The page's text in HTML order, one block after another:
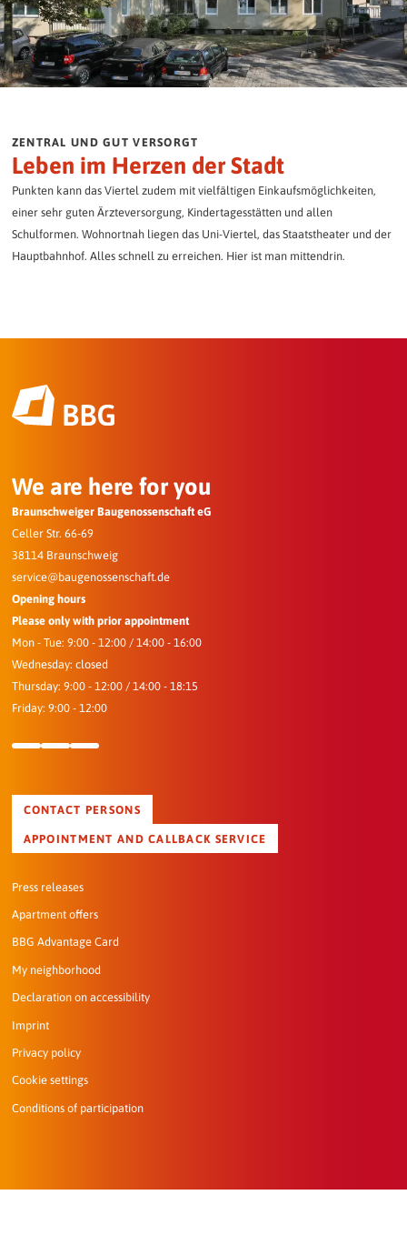
ZENTRAL UND GUT VERSORGT
Leben im Herzen der Stadt
Punkten kann das Viertel zudem mit vielfältigen Einkaufsmöglichkeiten,
einer sehr guten Ärzteversorgung, Kindertagesstätten und allen
Schulformen. Wohnortnah liegen das Uni-Viertel, das Staatstheater und der
Hauptbahnhof. Alles schnell zu erreichen. Hier ist man mittendrin.
We are here for you
Braunschweiger Baugenossenschaft eG
Celler Str. 66-69
38114 Braunschweig
service@baugenossenschaft.de
Opening hours
Please only with prior appointment
Mon - Tue: 9:00 - 12:00 / 14:00 - 16:00
Wednesday: closed
Thursday: 9:00 - 12:00 / 14:00 - 18:15
Friday: 9:00 - 12:00
CONTACT PERSONS
APPOINTMENT AND CALLBACK SERVICE
Press releases
Apartment offers
BBG Advantage Card
My neighborhood
Declaration on accessibility
Imprint
Privacy policy
Cookie settings
Conditions of participation